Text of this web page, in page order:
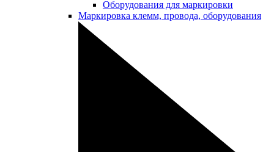
Оборудования для маркировки
Маркировка клемм, провода, оборудования